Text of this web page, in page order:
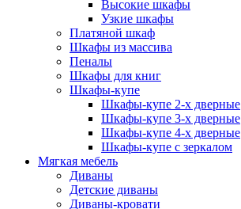
Высокие шкафы
Узкие шкафы
Платяной шкаф
Шкафы из массива
Пеналы
Шкафы для книг
Шкафы-купе
Шкафы-купе 2-х дверные
Шкафы-купе 3-х дверные
Шкафы-купе 4-х дверные
Шкафы-купе с зеркалом
Мягкая мебель
Диваны
Детские диваны
Диваны-кровати